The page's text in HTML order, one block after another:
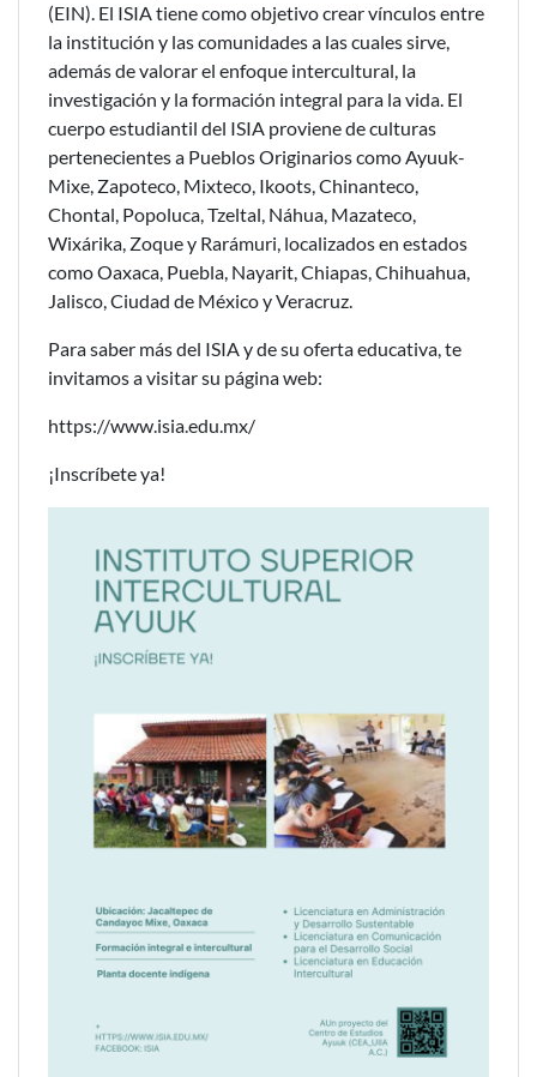
(EIN). El ISIA tiene como objetivo crear vínculos entre
la institución y las comunidades a las cuales sirve,
además de valorar el enfoque intercultural, la
investigación y la formación integral para la vida. El
cuerpo estudiantil del ISIA proviene de culturas
pertenecientes a Pueblos Originarios como Ayuuk-
Mixe, Zapoteco, Mixteco, Ikoots, Chinanteco,
Chontal, Popoluca, Tzeltal, Náhua, Mazateco,
Wixárika, Zoque y Rarámuri, localizados en estados
como Oaxaca, Puebla, Nayarit, Chiapas, Chihuahua,
Jalisco, Ciudad de México y Veracruz.
Para saber más del ISIA y de su oferta educativa, te
invitamos a visitar su página web:
https://www.isia.edu.mx/
¡Inscríbete ya!